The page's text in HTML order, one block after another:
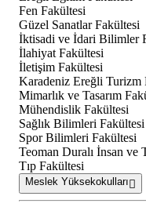
Fen Fakültesi
Güzel Sanatlar Fakültesi
İktisadi ve İdari Bilimler
İlahiyat Fakültesi
İletişim Fakültesi
Karadeniz Ereğli Turizm
Mimarlık ve Tasarım
Mühendislik Fakültesi
Sağlık Bilimleri Fakültesi
Spor Bilimleri Fakültesi
Teoman Duralı İnsan
Tıp Fakültesi
Meslek Yüksekokulları